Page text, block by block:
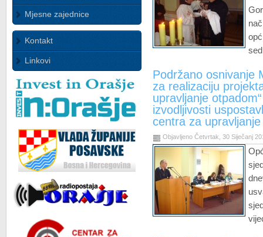
Mjesne zajednice
Kontakt
Linkovi
Podržano osnivanje
za realizaciju
upravljanje
izvodljivosti
centra za
Objavljeno Četvrtak, 30 Siječanj